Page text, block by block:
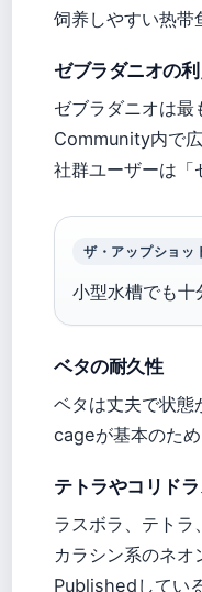
饲养しやすい热带
ゼブラダニオの
ゼブラダニオは
Community内で
社群ユーザーは「
ザ・アップショッ
小型水槽でも十
ベタの耐久性
ベタは丈夫で状態
cageが基本のた
テトラやコリド
ラスボラ、テト
カラシン系のネ
Publishedしてい